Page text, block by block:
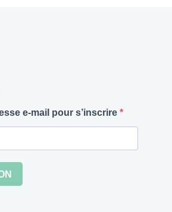
e-mail pour s’inscrire